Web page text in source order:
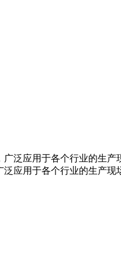
泛应用于各个行业的生产现